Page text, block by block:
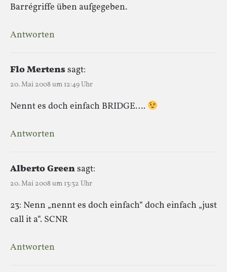
Barrégriffe üben aufgegeben.
Antworten
Flo Mertenssagt:
20. Mai 2008 um 12:49 Uhr
Nennt es doch einfach BRIDGE….
Antworten
Alberto Greensagt:
20. Mai 2008 um 13:32 Uhr
23: Nenn „nennt es doch einfach“ doch einfach „just
call it a“. SCNR
Antworten